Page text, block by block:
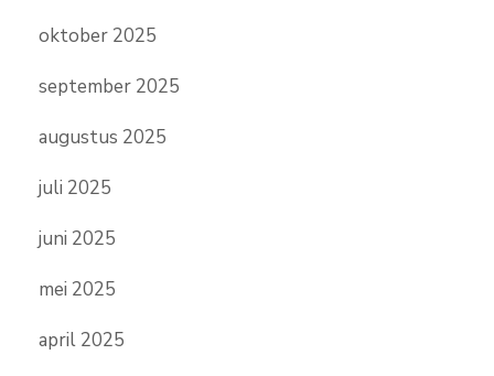
oktober 2025
september 2025
augustus 2025
juli 2025
juni 2025
mei 2025
april 2025